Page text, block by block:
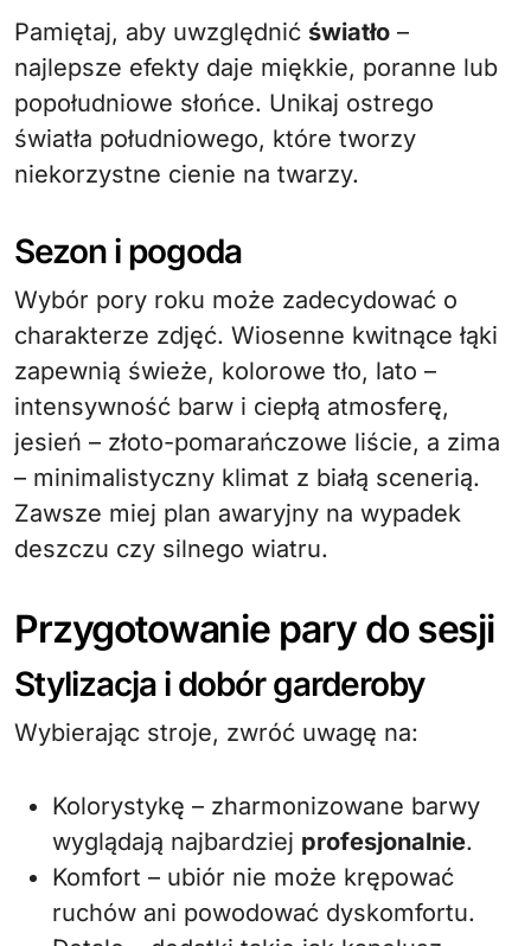
Pamiętaj, aby uwzględnić światło –
najlepsze efekty daje miękkie, poranne lub
popołudniowe słońce. Unikaj ostrego
światła południowego, które tworzy
niekorzystne cienie na twarzy.
Sezon i pogoda
Wybór pory roku może zadecydować o
charakterze zdjęć. Wiosenne kwitnące łąki
zapewnią świeże, kolorowe tło, lato –
intensywność barw i ciepłą atmosferę,
jesień – złoto-pomarańczowe liście, a zima
– minimalistyczny klimat z białą scenerią.
Zawsze miej plan awaryjny na wypadek
deszczu czy silnego wiatru.
Przygotowanie pary do sesji
Stylizacja i dobór garderoby
Wybierając stroje, zwróć uwagę na:
Kolorystykę – zharmonizowane barwy
wyglądają najbardziej profesjonalnie.
Komfort – ubiór nie może krępować
ruchów ani powodować dyskomfortu.